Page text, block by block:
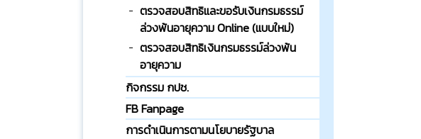
ตรวจสอบสิทธิและขอรับเงินกรมธรรม์
ล่วงพ้นอายุความ Online (แบบใหม่)
ตรวจสอบสิทธิเงินกรมธรรม์ล่วงพ้น
อายุความ
กิจกรรม กปช.
FB Fanpage
การดำเนินการตามนโยบายรัฐบาล